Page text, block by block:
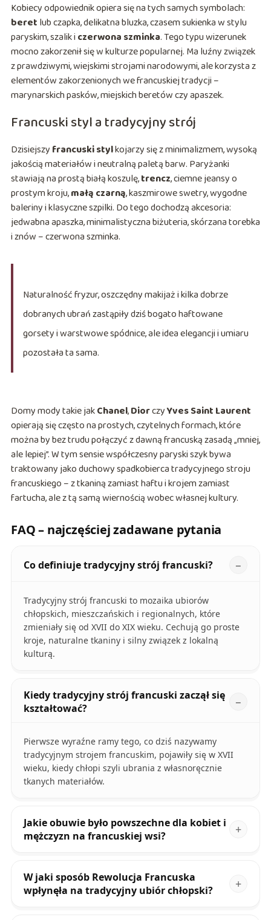
Kobiecy odpowiednik opiera się na tych samych symbolach:
beret lub czapka, delikatna bluzka, czasem sukienka w stylu
paryskim, szalik i czerwona szminka. Tego typu wizerunek
mocno zakorzenił się w kulturze popularnej. Ma luźny związek
z prawdziwymi, wiejskimi strojami narodowymi, ale korzysta z
elementów zakorzenionych we francuskiej tradycji –
marynarskich pasków, miejskich beretów czy apaszek.
Francuski styl a tradycyjny strój
Dzisiejszy francuski stylkojarzy się z minimalizmem, wysoką
jakością materiałów i neutralną paletą barw. Paryżanki
stawiają na prostą białą koszulę,trencz, ciemne jeansy o
prostym kroju,małą czarną, kaszmirowe swetry, wygodne
baleriny i klasyczne szpilki. Do tego dochodzą akcesoria:
jedwabna apaszka, minimalistyczna biżuteria, skórzana torebka
i znów – czerwona szminka.
Naturalność fryzur, oszczędny makijaż i kilka dobrze
dobranych ubrań zastąpiły dziś bogato haftowane
gorsety i warstwowe spódnice, ale idea elegancji i umiaru
pozostała ta sama.
Domy mody takie jakChanel,DiorczyYves Saint Laurent
opierają się często na prostych, czytelnych formach, które
można by bez trudu połączyć z dawną francuską zasadą „mniej,
ale lepiej”. W tym sensie współczesny paryski szyk bywa
traktowany jako duchowy spadkobierca tradycyjnego stroju
francuskiego – z tkaniną zamiast haftu i krojem zamiast
fartucha, ale z tą samą wiernością wobec własnej kultury.
FAQ – najczęściej zadawane pytania
Co definiuje tradycyjny strój francuski?
Tradycyjny strój francuski to mozaika ubiorów
chłopskich, mieszczańskich i regionalnych, które
zmieniały się od XVII do XIX wieku. Cechują go proste
kroje, naturalne tkaniny i silny związek z lokalną
kulturą.
Kiedy tradycyjny strój francuski zaczął się
kształtować?
Pierwsze wyraźne ramy tego, co dziś nazywamy
tradycyjnym strojem francuskim, pojawiły się w XVII
wieku, kiedy chłopi szyli ubrania z własnoręcznie
tkanych materiałów.
Jakie obuwie było powszechne dla kobiet i
mężczyzn na francuskiej wsi?
W jaki sposób Rewolucja Francuska
wpłynęła na tradycyjny ubiór chłopski?